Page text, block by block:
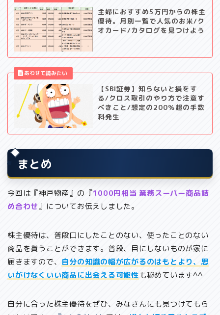
主婦におすすめ5万円からの株主
優待。月別一覧で人気のお米/ク
オカード/カタログを見つけよう
【SBI証券】知らないと損をす
る/クロス取引のやり方で注意す
べきこと/想定の200％超の手数
料発生
まとめ
今回は『神戸物産』の『1000円相当 業務スーパー商品詰
め合わせ』についてお伝えしました。
株主優待は、普段口にしたことのない、使ったことのない
商品を貰うことができます。普段、目にしないものが家に
届きますので、 自分の知識の幅が広がるのはもとより、思
いがけなくいい商品に出会える可能性も秘めています^^
自分に合った株主優待をぜひ、みなさんにも見つけてもら